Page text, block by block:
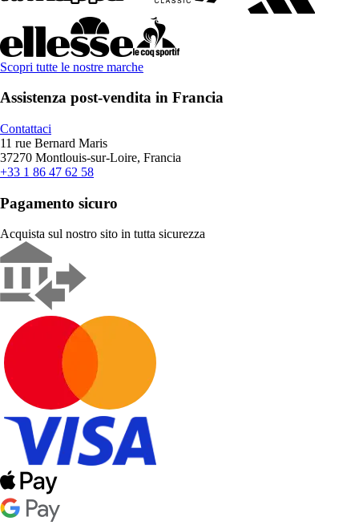
Scopri tutte le nostre marche
Assistenza post-vendita in Francia
Contattaci
11 rue Bernard Maris
37270 Montlouis-sur-Loire, Francia
+33 1 86 47 62 58
Pagamento sicuro
Acquista sul nostro sito in tutta sicurezza